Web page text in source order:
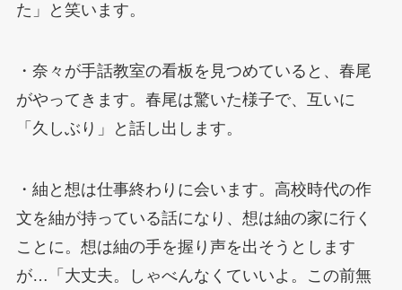
た」と笑います。
・奈々が手話教室の看板を見つめていると、春尾
がやってきます。春尾は驚いた様子で、互いに
「久しぶり」と話し出します。
・紬と想は仕事終わりに会います。高校時代の作
文を紬が持っている話になり、想は紬の家に行く
ことに。想は紬の手を握り声を出そうとします
が…「大丈夫。しゃべんなくていいよ。この前無